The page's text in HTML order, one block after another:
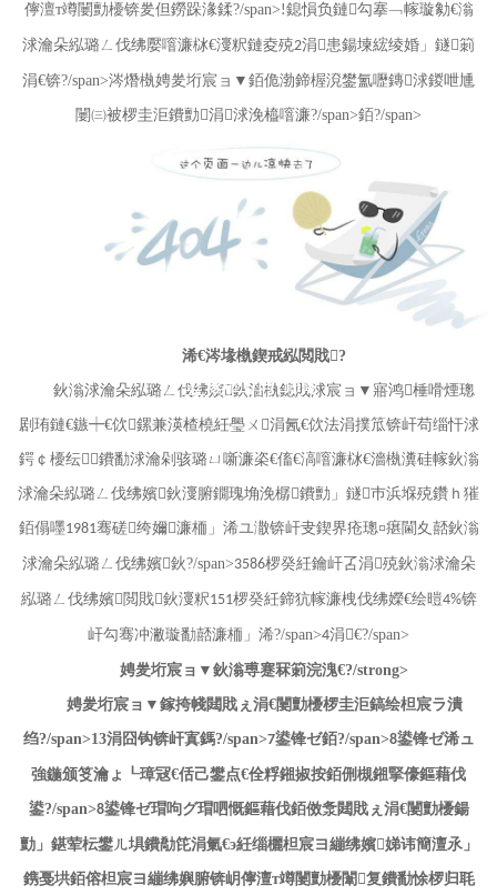
NEWS
璧勮涓績
儜澶т竴闄勯櫌锛夎但鐒跺湪鍒?/span>!鎴愪负鏈勾搴﹁幏璇勨€滃
浗瀹朵紭璐ㄥ伐绋嬮噾濂栤€濅粎鏈夌殑2涓患鍚堜綋绫婚」鐩箣
涓€锛?/span>涔熸槸娉夎垳宸ョ▼銆佹渤鍗楃渷鐢氳嚦鏄浗鍐呭尰
闄㈢被椤圭洰鐨勯涓浗浼橀噾濂?/span>銆?/span>
浠€涔堟槸鍥戒紭閲戝?
鈥滃浗瀹朵紭璐ㄥ伐绋嬪鈥濇槸鎴戝浗宸ョ▼寤鸿棰嗗煙璁
剧珛鏈€鏃┿€佽鏍兼渶楂橈紝璺ㄨ涓氥€佽法涓撲笟锛屽苟缁忓浗
鍔￠櫌纭鐨勫浗瀹剁骇璐ㄩ噺濂栥€傗€滈噾濂栤€濇槸瀵硅幏鈥滃
浗瀹朵紭璐ㄥ伐绋嬪鈥濅腑鐗瑰埆浼樼鐨勯」鐩巿浜堢殑鑽ｈ獕
銆傝嚜1981骞磋绔嬭濂栭」浠ユ潵锛屽叏鍥界疮璁¤瘎閫夊嚭鈥滃
浗瀹朵紭璐ㄥ伐绋嬪鈥?/span>3586椤癸紝鑰屽叾涓殑鈥滃浗瀹朵
紭璐ㄥ伐绋嬪閲戝鈥濅粎151椤癸紝鍗犺幏濂栧伐绋嬫€绘暟4%锛
屽勾骞冲潎璇勫嚭濂栭」浠?/span>4涓€?/span>
娉夎垳宸ョ▼ 鈥滃尃蹇冧箣浣溾€?/strong>
娉夎垳宸ョ▼鎵挎帴閮戝ぇ涓€闄勯櫌椤圭洰鎬绘柦宸ラ潰
绉?/span>13涓囧钩锛屽寘鎷?/span>7鍙锋ゼ銆?/span>8鍙锋ゼ浠ュ
強鍦颁笅瀹ょ┖璋冦€佸己鐢点€佺粰鎺掓按銆侀槻鎺掔儫鏂藉伐
鍙?/span>8鍙锋ゼ瑁呴グ瑁呬慨鏂藉伐銆傚洜閮戝ぇ涓€闄勯櫌鍚
勯」鍖荤枟鐢ㄦ埧鐨勪笓涓氭€э紝缁欐柦宸ヨ繃绋嬪娣讳簡澶氶」
鎸戞垬銆傛柦宸ヨ繃绋嬩腑锛岄儜澶т竴闄勯櫌闈复鐨勫悇椤归毦